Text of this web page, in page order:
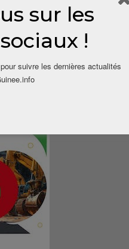
sur les
!
suivre les dernières actualités